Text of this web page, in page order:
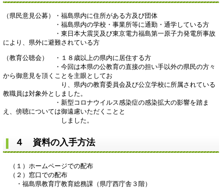
（県民意見公募）・福島県内に住所がある方及び団体
・福島県内の学校・事業所等に通勤・通学している方
・東日本大震災及び東京電力福島第一原子力発電所事故
により、県外に避難されている方
（教育公聴会） ・１８歳以上の県内に居住する方
・今回は本県の公教育の直接の担い手以外の県民の方々
から御意見を頂くことを主眼としてお
り、県内の教育委員会及び公立学校に所属されている
教職員は対象外としました。
・新型コロナウイルス感染症の感染拡大の影響を踏ま
え、傍聴については御遠慮いただくことと
しました。
４ 資料の入手方法
（１）ホームページでの配布
（２）窓口での配布
・福島県教育庁教育総務課（県庁西庁舎３階）